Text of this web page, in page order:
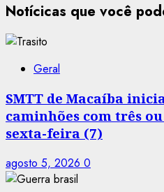
Notícicas que você
Geral
SMTT de Macaíba
caminhões com três
sexta-feira (7)
agosto 5, 2026 0